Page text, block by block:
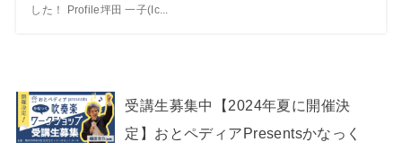
した！ Profile坪田 一子(Ic...
受講生募集中【2024年夏に開催決
定】おとペディアPresentsかなっく